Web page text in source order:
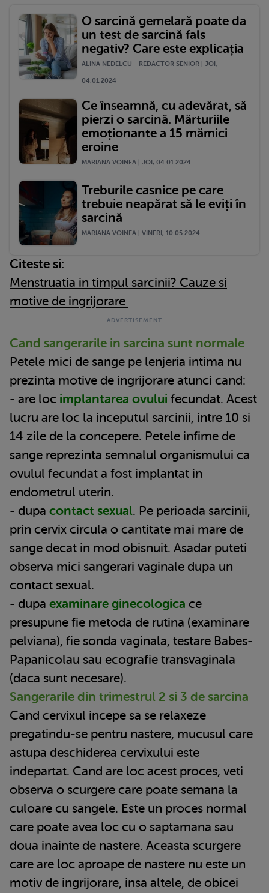
O sarcină gemelară poate da
un test de sarcină fals
negativ? Care este explicația
ALINA NEDELCU - REDACTOR SENIOR | JOI,
04.01.2024
Ce înseamnă, cu adevărat, să
pierzi o sarcină. Mărturiile
emoționante a 15 mămici
eroine
MARIANA VOINEA | JOI, 04.01.2024
Treburile casnice pe care
trebuie neapărat să le eviți în
sarcină
MARIANA VOINEA | VINERI, 10.05.2024
Citeste si:
Menstruatia in timpul sarcinii? Cauze si
motive de ingrijorare
Cand sangerarile in sarcina sunt normale
Petele mici de sange pe lenjeria intima nu
prezinta motive de ingrijorare atunci cand:
- are loc implantarea ovului fecundat. Acest
lucru are loc la inceputul sarcinii, intre 10 si
14 zile de la concepere. Petele infime de
sange reprezinta semnalul organismului ca
ovulul fecundat a fost implantat in
endometrul uterin.
- dupa contact sexual. Pe perioada sarcinii,
prin cervix circula o cantitate mai mare de
sange decat in mod obisnuit. Asadar puteti
observa mici sangerari vaginale dupa un
contact sexual.
- dupa examinare ginecologica ce
presupune fie metoda de rutina (examinare
pelviana), fie sonda vaginala, testare Babes-
Papanicolau sau ecografie transvaginala
(daca sunt necesare).
Sangerarile din trimestrul 2 si 3 de sarcina
Cand cervixul incepe sa se relaxeze
pregatindu-se pentru nastere, mucusul care
astupa deschiderea cervixului este
indepartat. Cand are loc acest proces, veti
observa o scurgere care poate semana la
culoare cu sangele. Este un proces normal
care poate avea loc cu o saptamana sau
doua inainte de nastere. Aceasta scurgere
care are loc aproape de nastere nu este un
motiv de ingrijorare, insa altele, de obicei